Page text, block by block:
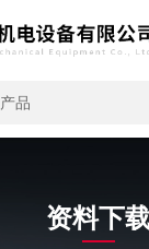
资料下